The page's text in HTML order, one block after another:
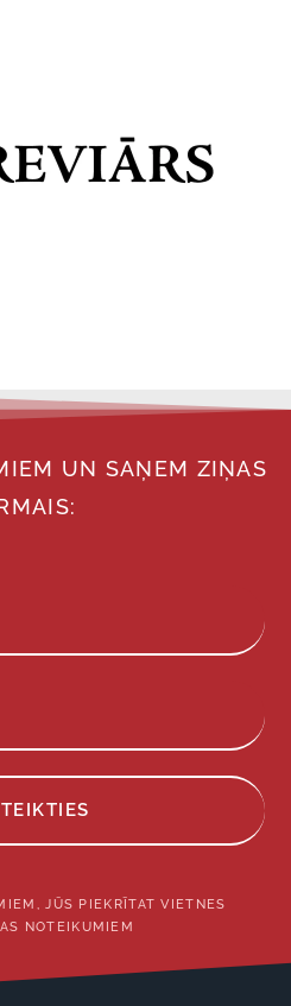
UN SAŅEM ZIŅAS
JŪS PIEKRĪTAT VIETNES
NOTEIKUMIEM